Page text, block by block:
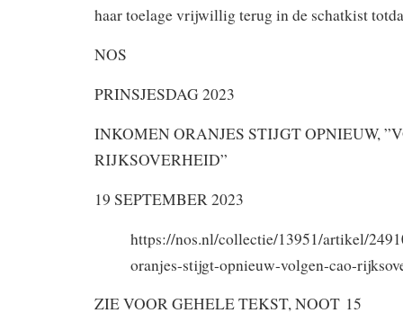
haar toelage vrijwillig terug in de schatkist
NOS
PRINSJESDAG 2023
INKOMEN ORANJES STIJGT OPNIEUW,
RIJKSOVERHEID”
19 SEPTEMBER 2023
https://nos.nl/collectie/13951/artikel/
oranjes-stijgt-opnieuw-volgen-cao-
ZIE VOOR GEHELE TEKST, NOOT 15